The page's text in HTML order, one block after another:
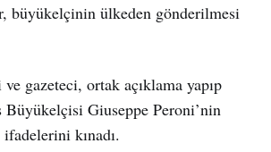
büyükelçinin ülkeden gönderilmesi
gazeteci, ortak açıklama yapıp
Büyükelçisi Giuseppe Peroni’nin
kınadı.